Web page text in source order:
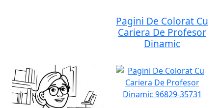
Pagini De Colorat Cu
Cariera De Profesor
Dinamic